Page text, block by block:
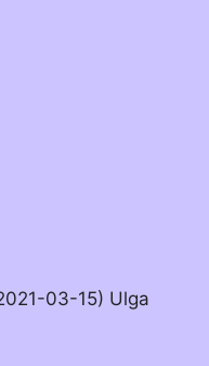
03-15) Ulga